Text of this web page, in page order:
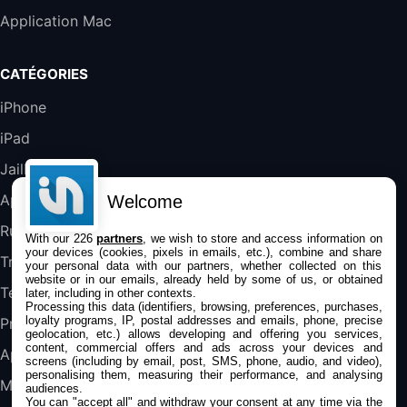
Galaxy S25 FE 6,7\" 5G Nano SIM 128 Go
Blanc
45,98€
Application Mac
CATÉGORIES
iPhone
iPad
Jailbreak
Applications
Rumeurs
Trucs & astuces
Tests
Promos
Apple
Mac
Welcome
With our 226partners , we wish to store and access information on
your devices (cookies, pixels in emails, etc.), combine and share
your personal data with our partners, whether collected on this
website or in our emails, already held by some of us, or obtained
later, including in other contexts.
Processing this data (identifiers, browsing, preferences, purchases,
loyalty programs, IP, postal addresses and emails, phone, precise
geolocation, etc.) allows developing and offering you services,
content, commercial offers and ads across your devices and
screens (including by email, post, SMS, phone, audio, and video),
personalising them, measuring their performance, and analysing
audiences.
You can "accept all" and withdraw your consent at any time via the